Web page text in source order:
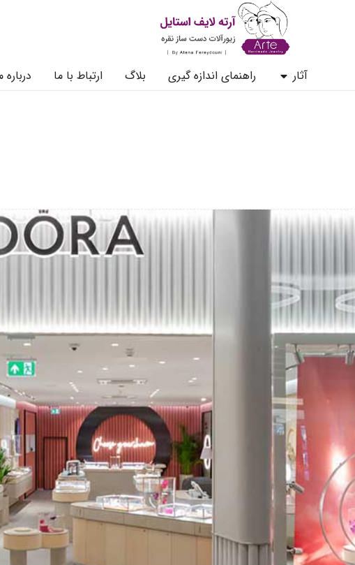
آثار راهنمای اندازه گیری بلاگ ارتباط با ما درباره